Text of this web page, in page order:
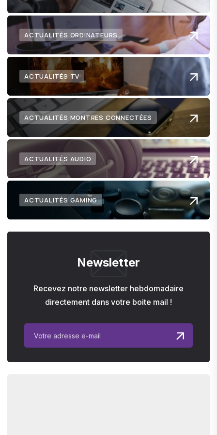
ACTUALITÉS ORDINATEURS
ACTUALITÉS TV
ACTUALITÉS MONTRES CONNECTÉES
ACTUALITÉS AUDIO
ACTUALITÉS GAMING
Newsletter
Recevez notre newsletter hebdomadaire
directement dans votre boite mail !